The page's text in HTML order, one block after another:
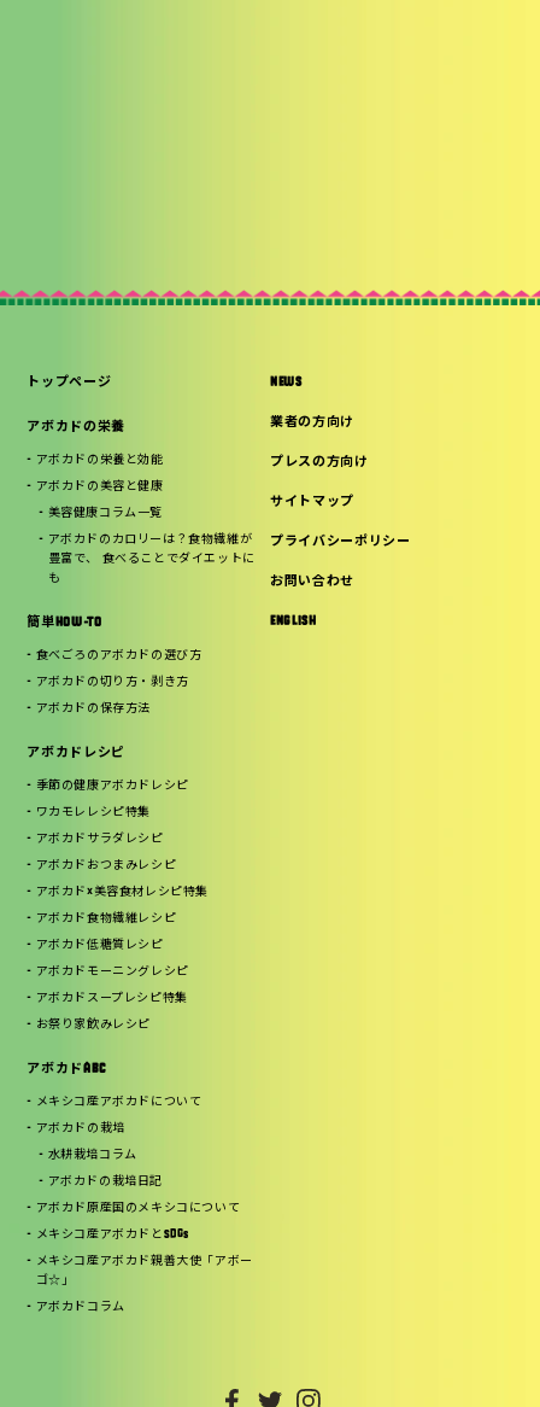
トップページ
アボカドの栄養
アボカドの栄養と効能
アボカドの美容と健康
美容健康コラム一覧
アボカドのカロリーは？食物繊維が
豊富で、 食べることでダイエットに
も
簡単HOW-TO
食べごろのアボカドの選び方
アボカドの切り方・剥き方
アボカドの保存方法
アボカドレシピ
季節の健康アボカドレシピ
ワカモレレシピ特集
アボカドサラダレシピ
アボカドおつまみレシピ
アボカド×美容食材レシピ特集
アボカド食物繊維レシピ
アボカド低糖質レシピ
アボカドモーニングレシピ
アボカドスープレシピ特集
お祭り家飲みレシピ
アボカドABC
メキシコ産アボカドについて
アボカドの栽培
水耕栽培コラム
アボカドの栽培日記
アボカド原産国のメキシコについて
メキシコ産アボカドとSDGs
メキシコ産アボカド親善大使「アボー
ゴ☆」
アボカドコラム
NEWS
業者の方向け
プレスの方向け
サイトマップ
プライバシーポリシー
お問い合わせ
ENGLISH